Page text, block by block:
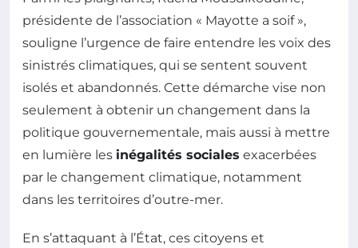
présidente de l’association « Mayotte a soif »,
souligne l’urgence de faire entendre les voix des
sinistrés climatiques, qui se sentent souvent
isolés et abandonnés. Cette démarche vise non
seulement à obtenir un changement dans la
politique gouvernementale, mais aussi à mettre
en lumière les inégalités sociales exacerbées
par le changement climatique, notamment
dans les territoires d’outre-mer.
En s’attaquant à l’État, ces citoyens et